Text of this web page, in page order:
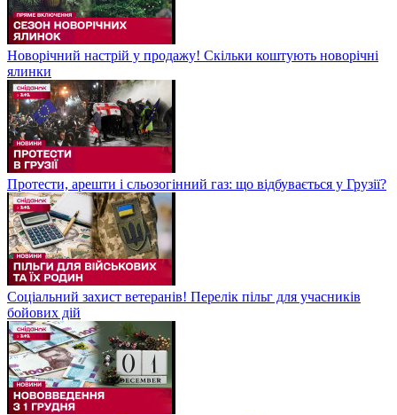
Новорічний настрій у продажу! Скільки коштують новорічні
ялинки
Протести, арешти і сльозогінний газ: що відбувається у Грузії?
Соціальний захист ветеранів! Перелік пільг для учасників
бойових дій